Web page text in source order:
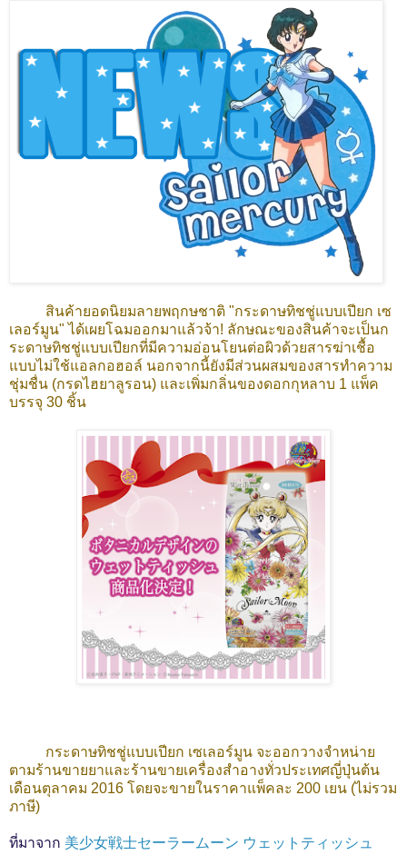
สินค้ายอดนิยมลายพฤกษชาติ "กระดาษทิชชู่แบบเปียก เซ
เลอร์มูน" ได้เผยโฉมออกมาแล้วจ้า! ลักษณะของสินค้าจะเป็นก
ระดาษทิชชู่แบบเปียกที่มีความอ่อนโยนต่อผิวด้วยสารฆ่าเชื้อ
แบบไม่ใช้แอลกอฮอล์ นอกจากนี้ยังมีส่วนผสมของสารทำความ
ชุ่มชื่น (กรดไฮยาลูรอน) และเพิ่มกลิ่นของดอกกุหลาบ 1 แพ็ค
บรรจุ 30 ชิ้น
กระดาษทิชชู่แบบเปียก เซเลอร์มูน จะออกวางจำหน่าย
ตามร้านขายยาและร้านขายเครื่องสำอางทั่วประเทศญี่ปุ่นต้น
เดือนตุลาคม 2016 โดยจะขายในราคาแพ็คละ 200 เยน (ไม่รวม
ภาษี)
ที่มาจาก 美少女戦士セーラームーン ウェットティッシュ